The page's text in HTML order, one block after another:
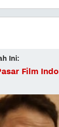
Ini:
Film